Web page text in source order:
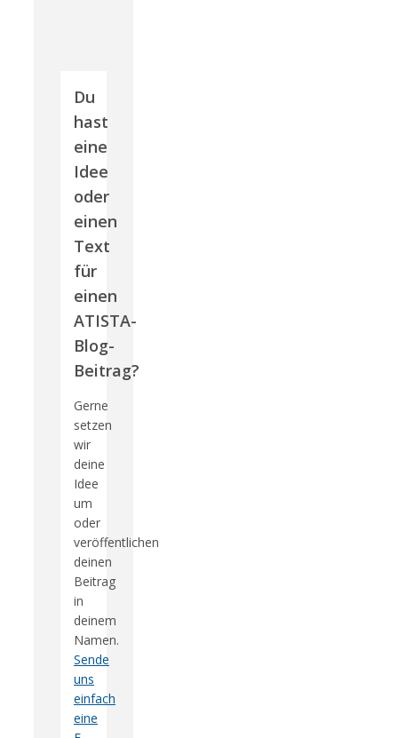
Du
hast
eine
Idee
oder
einen
Text
für
einen
ATISTA-
Blog-
Beitrag?
Gerne
setzen
wir
deine
Idee
um
oder
veröffentlichen
deinen
Beitrag
in
deinem
Namen.
Sende
uns
einfach
eine